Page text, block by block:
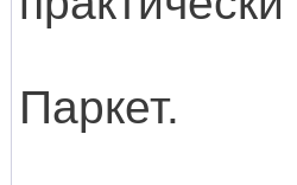
Паркет.